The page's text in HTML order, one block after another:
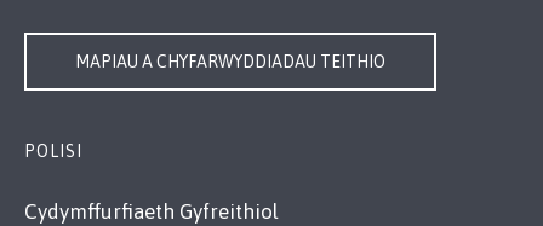
MAPIAU A CHYFARWYDDIADAU TEITHIO
POLISI
Cydymffurfiaeth Gyfreithiol